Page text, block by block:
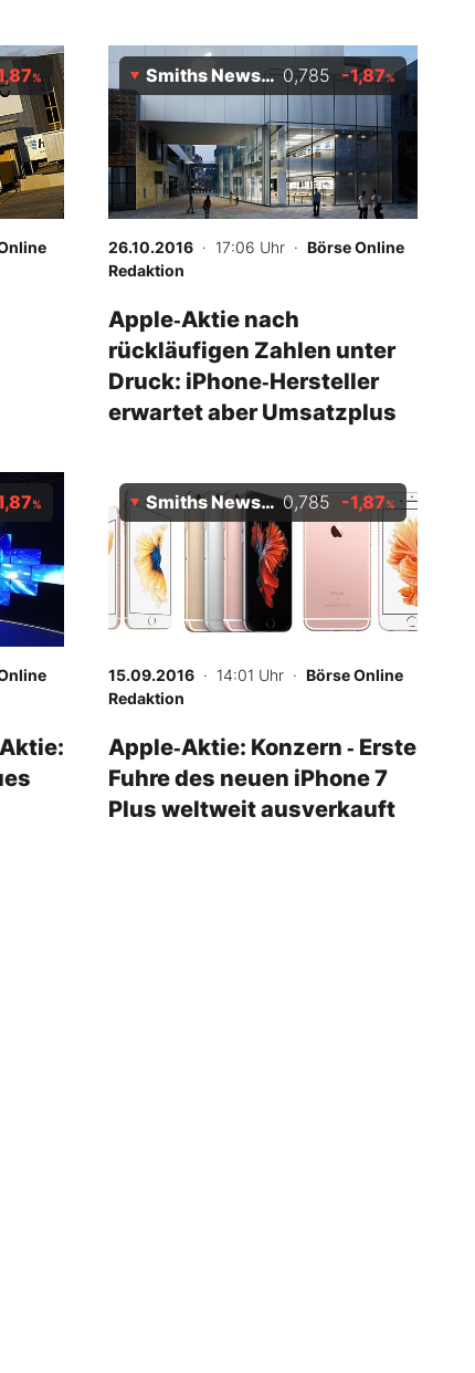
% Smiths News Plc 0,785 -1,87%
26.10.2016 · 17:06 Uhr · Börse Online
Redaktion
Apple‑Aktie nach
rückläufigen Zahlen unter
Druck: iPhone‑Hersteller
erwartet aber Umsatzplus
% Smiths News Plc 0,785 -1,87%
15.09.2016 · 14:01 Uhr · Börse Online
Redaktion
Apple‑Aktie: Konzern ‑ Erste
Fuhre des neuen iPhone 7
Plus weltweit ausverkauft